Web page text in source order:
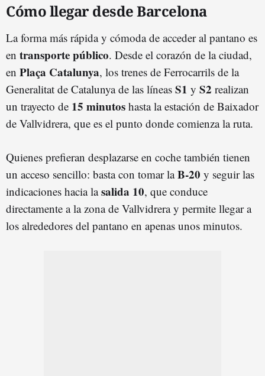
Cómo llegar desde Barcelona
La forma más rápida y cómoda de acceder al pantano es
en transporte público. Desde el corazón de la ciudad,
en Plaça Catalunya, los trenes de Ferrocarrils de la
Generalitat de Catalunya de las líneas S1 y S2 realizan
un trayecto de 15 minutos hasta la estación de Baixador
de Vallvidrera, que es el punto donde comienza la ruta.
Quienes prefieran desplazarse en coche también tienen
un acceso sencillo: basta con tomar laB-20 y seguir las
indicaciones hacia lasalida 10, que conduce
directamente a la zona de Vallvidrera y permite llegar a
los alrededores del pantano en apenas unos minutos.